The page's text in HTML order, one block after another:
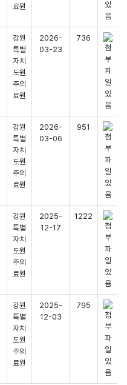
료원
강원
특별
자치
도원
주의
료원
2026-
03-23
736
강원
특별
자치
도원
주의
료원
2026-
03-06
951
강원
특별
자치
도원
주의
료원
2025-
12-17
1222
강원
특별
자치
도원
주의
료원
2025-
12-03
795